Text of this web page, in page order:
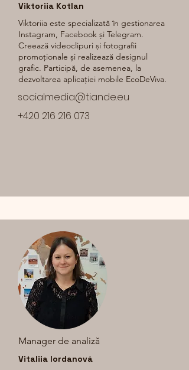
Viktoriia Kotlan
Viktoriia este specializată în gestionarea
Instagram, Facebook și Telegram.
Creează videoclipuri și fotografii
promoționale și realizează designul
grafic. Participă, de asemenea, la
dezvoltarea aplicației mobile EcoDeViva.
socialmedia@tiande.eu
+420 216 216 073
Manager de analiză
Vitaliia Iordanová